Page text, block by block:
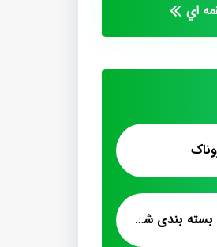
اي
تولید بهترین پشمک بسته بندی شده